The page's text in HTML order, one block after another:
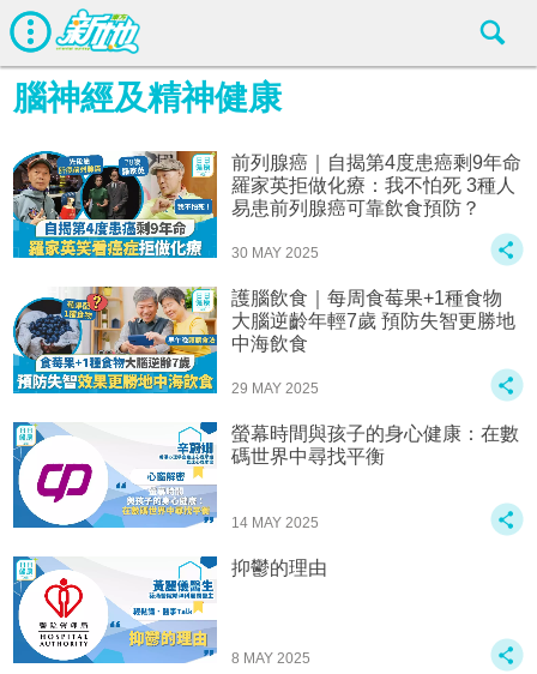
腦神經及精神健康
前列腺癌｜自揭第4度患癌剩9年命
羅家英拒做化療：我不怕死 3種人
易患前列腺癌可靠飲食預防？
30 MAY 2025
護腦飲食｜每周食莓果+1種食物
大腦逆齡年輕7歲 預防失智更勝地
中海飲食
29 MAY 2025
螢幕時間與孩子的身心健康：在數
碼世界中尋找平衡
14 MAY 2025
抑鬱的理由
8 MAY 2025